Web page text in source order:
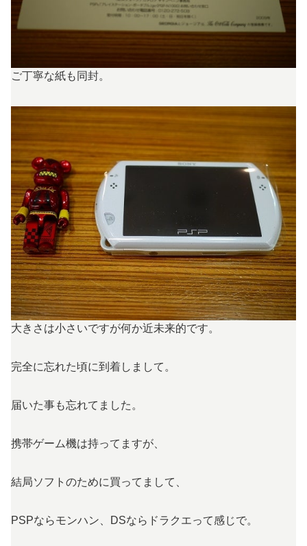
ご丁寧な紙も同封。
大きさは小さいですが何か近未来的です。
完全に忘れた頃に到着しまして。
届いた事も忘れてました。
携帯ゲーム機は持ってますが、
結局ソフトのために買ってまして、
PSPならモンハン、DSならドラクエって感じで。